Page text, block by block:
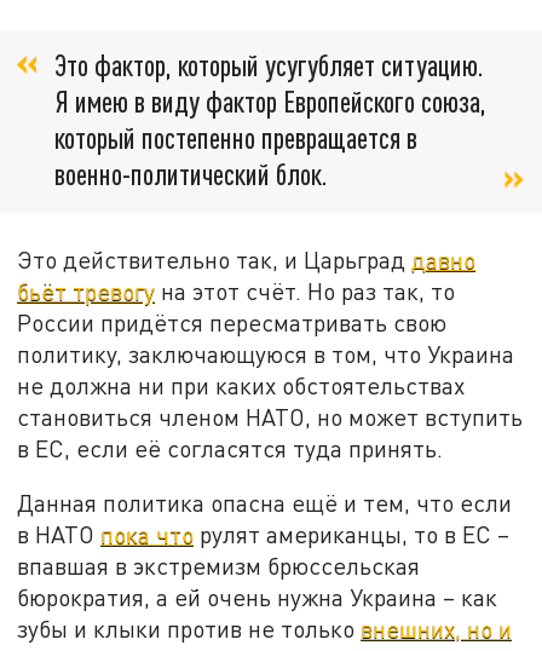
Это фактор, который усугубляет ситуацию.
Я имею в виду фактор Европейского союза,
который постепенно превращается в
военно-политический блок.
Это действительно так, и Царьград давно
бьёт тревогу на этот счёт. Но раз так, то
России придётся пересматривать свою
политику, заключающуюся в том, что Украина
не должна ни при каких обстоятельствах
становиться членом НАТО, но может вступить
в ЕС, если её согласятся туда принять.
Данная политика опасна ещё и тем, что если
в НАТО пока что рулят американцы, то в ЕС –
впавшая в экстремизм брюссельская
бюрократия, а ей очень нужна Украина – как
зубы и клыки против не только внешних, но и